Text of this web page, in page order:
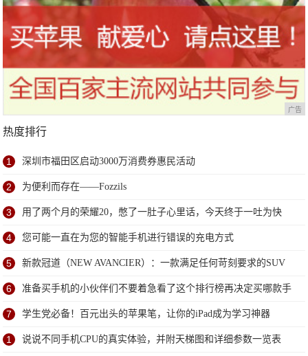
广告
热度排行
1 深圳市福田区启动3000万消费券惠民活动
2 为便利而存在——Fozzils
3 用了两个月的荣耀20，憋了一肚子心里话，今天终于一吐为快
4 您可能一直在为您的智能手机进行错误的充电方式
5 新款冠道（NEW AVANCIER）：一款满足任何苛刻要求的SUV
6 准备买手机的小伙伴们不要着急看了这个排行榜再决定买哪款手
机吧
7 学生党必备！百元出头的苹果笔，让你的iPad成为学习神器
1 说说不同手机CPU的真实体验，并附天梯图和详细参数一览表